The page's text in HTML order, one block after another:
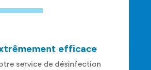
efficace
service de désinfection